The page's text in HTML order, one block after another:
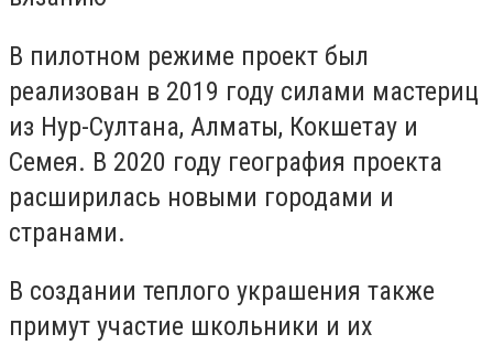
В пилотном режиме проект был
реализован в 2019 году силами мастериц
из Нур-Султана, Алматы, Кокшетау и
Семея. В 2020 году география проекта
расширилась новыми городами и
странами.
В создании теплого украшения также
примут участие школьники и их